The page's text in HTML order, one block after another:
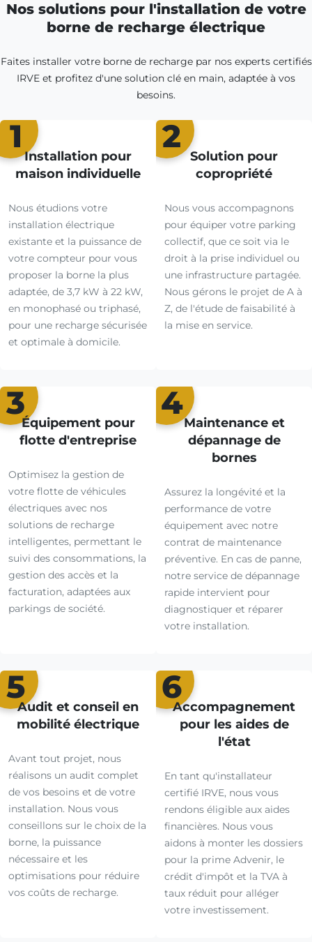
Nos solutions pour l'installation de votre
borne de recharge électrique
Faites installer votre borne de recharge par nos experts certifiés
IRVE et profitez d'une solution clé en main, adaptée à vos
besoins.
1
Installation pour
maison individuelle
Nous étudions votre
installation électrique
existante et la puissance de
votre compteur pour vous
proposer la borne la plus
adaptée, de 3,7 kW à 22 kW,
en monophasé ou triphasé,
pour une recharge sécurisée
et optimale à domicile.
2
Solution pour
copropriété
Nous vous accompagnons
pour équiper votre parking
collectif, que ce soit via le
droit à la prise individuel ou
une infrastructure partagée.
Nous gérons le projet de A à
Z, de l'étude de faisabilité à
la mise en service.
3
Équipement pour
flotte d'entreprise
Optimisez la gestion de
votre flotte de véhicules
électriques avec nos
solutions de recharge
intelligentes, permettant le
suivi des consommations, la
gestion des accès et la
facturation, adaptées aux
parkings de société.
4
Maintenance et
dépannage de
bornes
Assurez la longévité et la
performance de votre
équipement avec notre
contrat de maintenance
préventive. En cas de panne,
notre service de dépannage
rapide intervient pour
diagnostiquer et réparer
votre installation.
5
Audit et conseil en
mobilité électrique
Avant tout projet, nous
réalisons un audit complet
de vos besoins et de votre
installation. Nous vous
conseillons sur le choix de la
borne, la puissance
nécessaire et les
optimisations pour réduire
vos coûts de recharge.
6
Accompagnement
pour les aides de
l'état
En tant qu'installateur
certifié IRVE, nous vous
rendons éligible aux aides
financières. Nous vous
aidons à monter les dossiers
pour la prime Advenir, le
crédit d'impôt et la TVA à
taux réduit pour alléger
votre investissement.